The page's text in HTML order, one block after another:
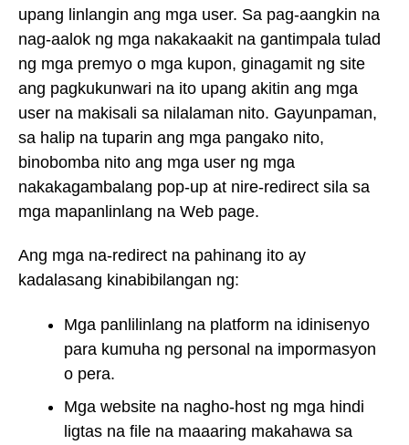
upang linlangin ang mga user. Sa pag-aangkin na
nag-aalok ng mga nakakaakit na gantimpala tulad
ng mga premyo o mga kupon, ginagamit ng site
ang pagkukunwari na ito upang akitin ang mga
user na makisali sa nilalaman nito. Gayunpaman,
sa halip na tuparin ang mga pangako nito,
binobomba nito ang mga user ng mga
nakakagambalang pop-up at nire-redirect sila sa
mga mapanlinlang na Web page.
Ang mga na-redirect na pahinang ito ay
kadalasang kinabibilangan ng:
Mga panlilinlang na platform na idinisenyo
para kumuha ng personal na impormasyon
o pera.
Mga website na nagho-host ng mga hindi
ligtas na file na maaaring makahawa sa